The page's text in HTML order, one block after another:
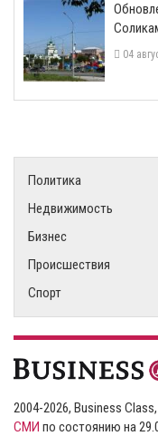
04
Политика
Недвижимость
Бизнес
Происшествия
Спорт
2004-2026, Business Class,
СМИ по состоянию на